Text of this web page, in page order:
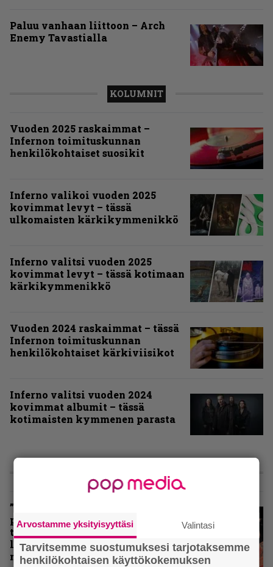
Paluu vanhaan liittoon – Arch
Enemy Tavastialla
KOLUMNIT
Vuoden 2025 raskaimmat –
Infernon toimituskunnan
henkilökohtaiset suosikit
Inferno valikoi vuoden 2025
kovimmat levyt – tässä
ulkomaisten kärkikymmenikkö
Inferno valitsi vuoden 2025
kovimmat levyt – tässä kotimaan
kärkikymmenikkö
Vuoden 2024 raskaimmat – tässä
Infernon toimituskunnan
henkilökohtaiset kärkiviisikot
Inferno valitsi vuoden 2024
kovimmat albumit – tässä
kotimaisten kymmenen parasta
”Metallica ei ole koskaan
pelännyt kehittyä ja muuttua” –
tarkistelussa 30 vuotta täyttävä
levy, joka jakaa fanien
mielipiteet
Arvostamme yksityisyyttäsi Valintasi
Tarvitsemme suostumuksesi tarjotaksemme
henkilökohtaisen käyttökokemuksen